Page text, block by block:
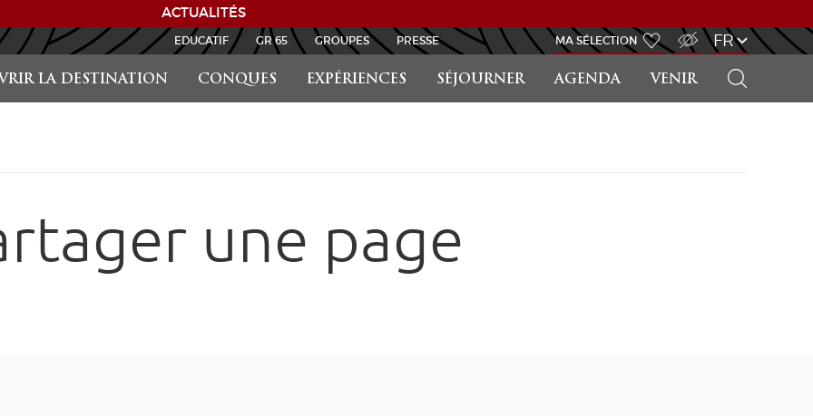
ACTUALITÉS
LA DESTINATION CONQUES EXPÉRIENCES SÉJOURNER AGENDA VENIR
EDUCATIF GR 65 GROUPES PRESSE MA SÉLECTION FR
une page